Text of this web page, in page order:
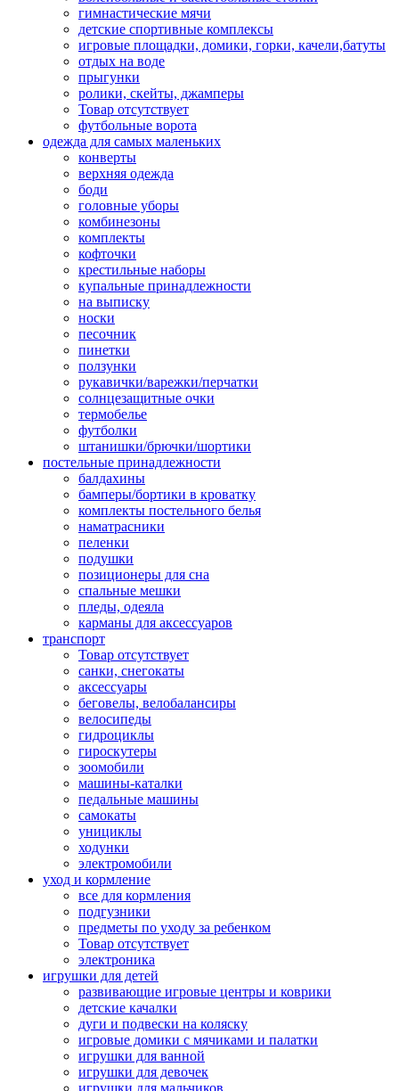
гимнастические мячи
детские спортивные комплексы
игровые площадки, домики, горки, качели,батуты
отдых на воде
прыгунки
ролики, скейты, джамперы
Товар отсутствует
футбольные ворота
одежда для самых маленьких
конверты
верхняя одежда
боди
головные уборы
комбинезоны
комплекты
кофточки
крестильные наборы
купальные принадлежности
на выписку
носки
песочник
пинетки
ползунки
рукавички/варежки/перчатки
солнцезащитные очки
термобелье
футболки
штанишки/брючки/шортики
постельные принадлежности
балдахины
бамперы/бортики в кроватку
комплекты постельного белья
наматрасники
пеленки
подушки
позиционеры для сна
спальные мешки
пледы, одеяла
карманы для аксеcсуаров
транспорт
Товар отсутствует
санки, снегокаты
аксессуары
беговелы, велобалансиры
велосипеды
гидроциклы
гироскутеры
зоомобили
машины-каталки
педальные машины
самокаты
унициклы
ходунки
электромобили
уход и кормление
все для кормления
подгузники
предметы по уходу за ребенком
Товар отсутствует
электроника
игрушки для детей
развивающие игровые центры и коврики
детские качалки
дуги и подвески на коляску
игровые домики с мячиками и палатки
игрушки для ванной
игрушки для девочек
игрушки для мальчиков